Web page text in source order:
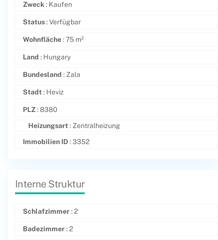
Zweck: Kaufen
Status: Verfügbar
Wohnfläche: 75 m²
Land : Hungary
Bundesland : Zala
Stadt: Heviz
PLZ: 8380
Heizungsart: Zentralheizung
Immobilien ID: 3352
Interne Struktur
Schlafzimmer: 2
Badezimmer: 2